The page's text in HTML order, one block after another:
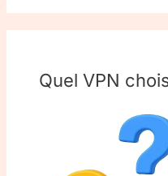
Quel VPN